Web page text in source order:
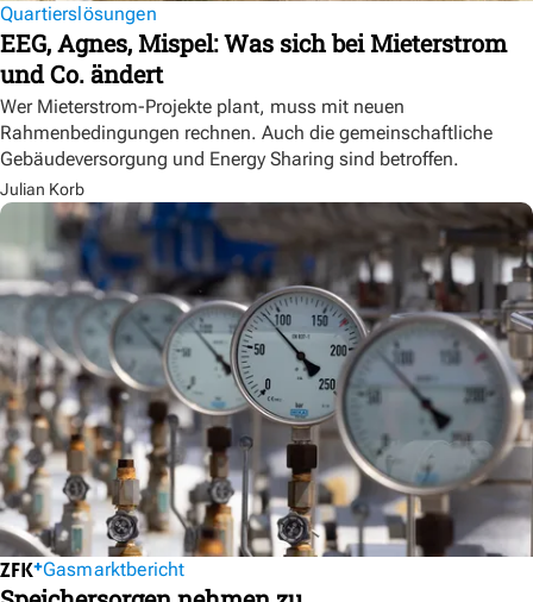
Quartierslösungen
EEG, Agnes, Mispel: Was sich bei Mieterstrom
und Co. ändert
Wer Mieterstrom-Projekte plant, muss mit neuen
Rahmenbedingungen rechnen. Auch die gemeinschaftliche
Gebäudeversorgung und Energy Sharing sind betroffen.
Julian Korb
Gasmarktbericht